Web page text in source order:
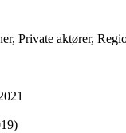
Private aktører,